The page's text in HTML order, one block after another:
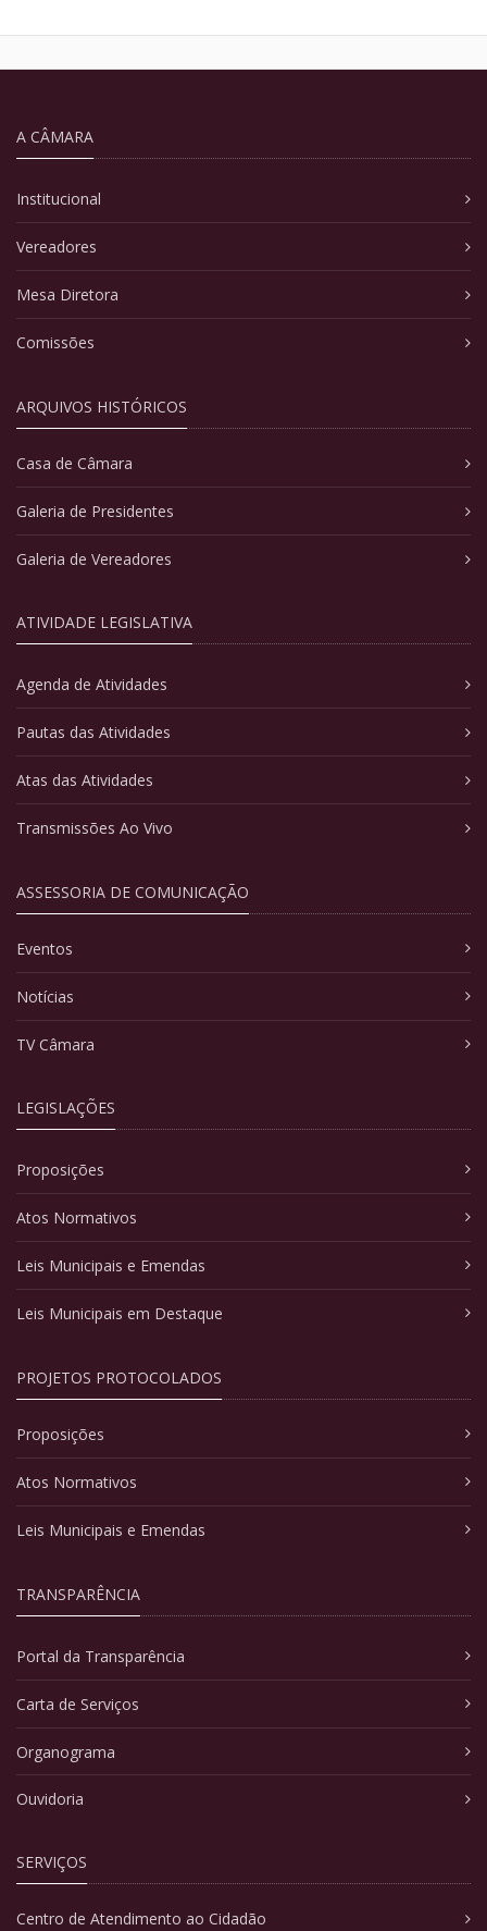
A CÂMARA
Institucional
Vereadores
Mesa Diretora
Comissões
ARQUIVOS HISTÓRICOS
Casa de Câmara
Galeria de Presidentes
Galeria de Vereadores
ATIVIDADE LEGISLATIVA
Agenda de Atividades
Pautas das Atividades
Atas das Atividades
Transmissões Ao Vivo
ASSESSORIA DE COMUNICAÇÃO
Eventos
Notícias
TV Câmara
LEGISLAÇÕES
Proposições
Atos Normativos
Leis Municipais e Emendas
Leis Municipais em Destaque
PROJETOS PROTOCOLADOS
Proposições
Atos Normativos
Leis Municipais e Emendas
TRANSPARÊNCIA
Portal da Transparência
Carta de Serviços
Organograma
Ouvidoria
SERVIÇOS
Centro de Atendimento ao Cidadão